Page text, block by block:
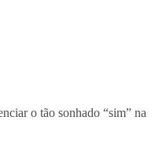
o tão sonhado “sim” na